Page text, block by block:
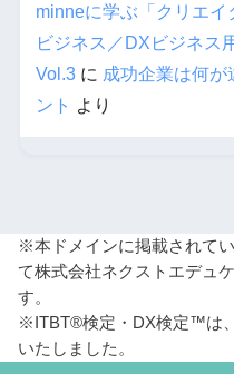
minneに学ぶ「クリエイ
ビジネス／DXビジネス
Vol.3に 成功企業は何が
ント より
※本ドメインに掲載されて
て株式会社ネクストエデュ
す。
※ITBT®検定・DX検定™は
いたしました。